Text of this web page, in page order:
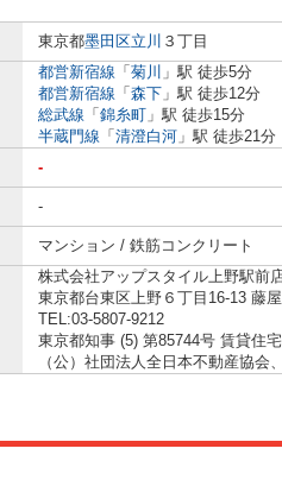
東京都墨田区立川 ３丁目
都営新宿線 「 菊川 」駅 徒歩5分
都営新宿線 「 森下 」駅 徒歩12分
総武線 「 錦糸町 」駅 徒歩15分
半蔵門線 「 清澄白河 」駅 徒歩21分
-
-
マンション / 鉄筋コンクリート
株式会社アップスタイル上野駅前
東京都台東区上野６丁目16-13 藤
TEL:03-5807-9212
東京都知事 (5) 第85744号 賃貸住
（公）社団法人全日本不動産協